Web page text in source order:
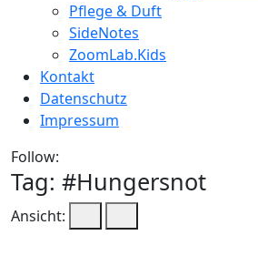
Pflege & Duft
SideNotes
ZoomLab.Kids
Kontakt
Datenschutz
Impressum
Follow:
Tag: #Hungersnot
Ansicht: